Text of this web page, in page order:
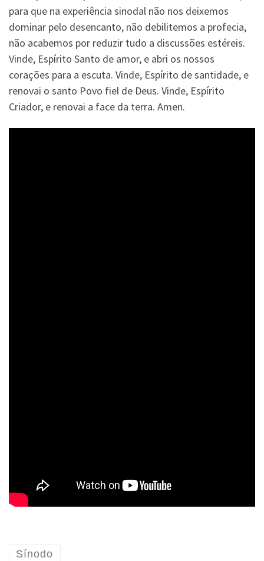
para que na experiência sinodal não nos deixemos
dominar pelo desencanto, não debilitemos a profecia,
não acabemos por reduzir tudo a discussões estéreis.
Vinde, Espírito Santo de amor, e abri os nossos
corações para a escuta. Vinde, Espírito de santidade, e
renovai o santo Povo fiel de Deus. Vinde, Espírito
Criador, e renovai a face da terra. Amen.
Sínodo